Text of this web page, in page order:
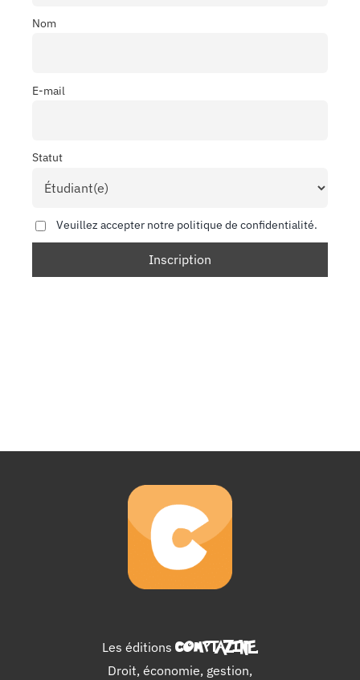
Nom
E-mail
Statut
Veuillez accepter notre politique de confidentialité.
Les éditions COMPTAZINE.
Droit, économie, gestion,